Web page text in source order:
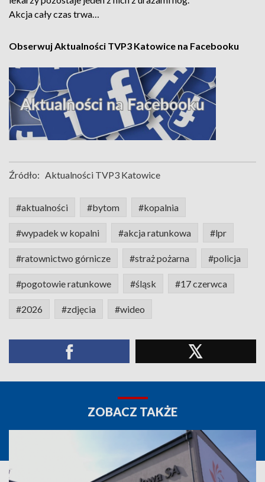
Akcja cały czas trwa…
Obserwuj Aktualności TVP3 Katowice na Facebooku
Źródło: Aktualności TVP3 Katowice
#aktualności #bytom #kopalnia
#wypadek w kopalni #akcja ratunkowa #lpr
#ratownictwo górnicze #straż pożarna #policja
#pogotowie ratunkowe #śląsk #17 czerwca
#2026 #zdjęcia #wideo
ZOBACZ TAKŻE